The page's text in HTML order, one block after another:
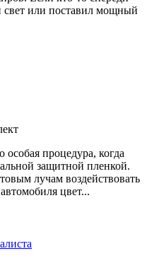
свет или поставил мощный
процедура, когда
защитной пленкой.
лучам воздействовать
цвет...